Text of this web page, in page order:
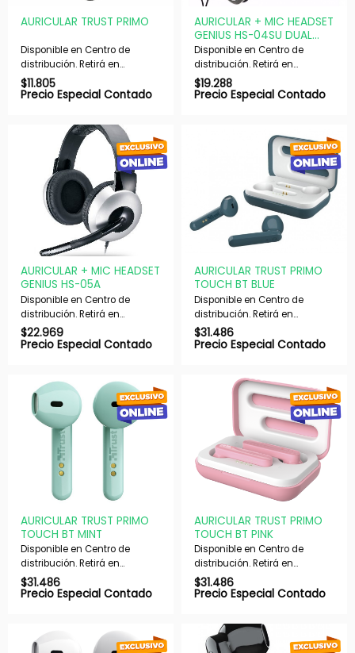
AURICULAR TRUST PRIMO
Disponible en Centro de
distribución. Retirá en
nuestras sucursales en 48 hs
hábiles. Si es con envío,
$11.805
Precio Especial Contado
AURICULAR + MIC HEADSET
GENIUS HS-04SU DUAL
PLUG
Disponible en Centro de
distribución. Retirá en
nuestras sucursales en 48 hs
hábiles. Si es con envío,
$19.288
Precio Especial Contado
AURICULAR + MIC HEADSET
GENIUS HS-05A
Disponible en Centro de
distribución. Retirá en
nuestras sucursales en 48 hs
hábiles. Si es con envío,
$22.969
Precio Especial Contado
AURICULAR TRUST PRIMO
TOUCH BT BLUE
Disponible en Centro de
distribución. Retirá en
nuestras sucursales en 48 hs
hábiles. Si es con envío,
$31.486
Precio Especial Contado
AURICULAR TRUST PRIMO
TOUCH BT MINT
Disponible en Centro de
distribución. Retirá en
nuestras sucursales en 48 hs
hábiles. Si es con envío,
$31.486
Precio Especial Contado
AURICULAR TRUST PRIMO
TOUCH BT PINK
Disponible en Centro de
distribución. Retirá en
nuestras sucursales en 48 hs
hábiles. Si es con envío,
hábiles.
$31.486
Precio Especial Contado